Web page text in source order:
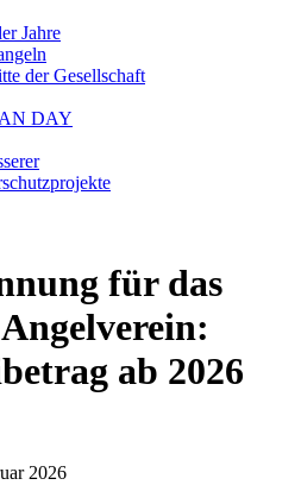
Jahre
der Gesellschaft
DAY
für das
ab 2026
2026